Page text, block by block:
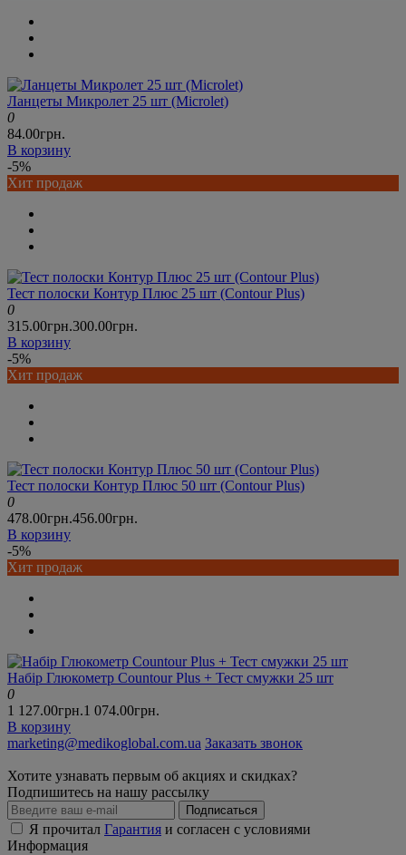
Ланцеты Микролет 25 шт (Microlet)
0
84.00грн.
В корзину
-5%
Хит продаж
Тест полоски Контур Плюс 25 шт (Contour Plus)
0
315.00грн.300.00грн.
В корзину
-5%
Хит продаж
Тест полоски Контур Плюс 50 шт (Contour Plus)
0
478.00грн.456.00грн.
В корзину
-5%
Хит продаж
Набір Глюкометр Countour Plus + Тест смужки 25 шт
0
1 127.00грн.1 074.00грн.
В корзину
marketing@medikoglobal.com.ua Заказать звонок
Хотите узнавать первым об акциях и скидках?
Подпишитесь на нашу рассылку
Подписаться
Я прочитал Гарантия и согласен с условиями
Информация